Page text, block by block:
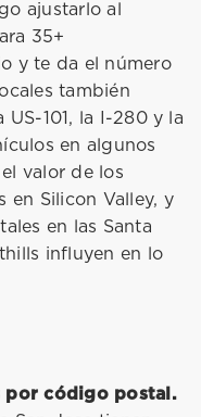
ajustarlo al
35+
y te da el número
también
101, la I-280 y la
en algunos
valor de los
en Silicon Valley, y
en las Santa
influyen en lo
por código postal.